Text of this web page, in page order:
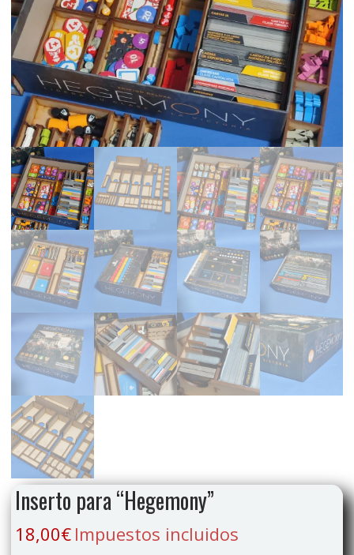
Inserto para “Hegemony”
18,00€ Impuestos incluidos